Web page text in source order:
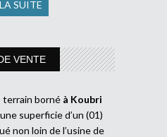
SUITE
VENTE
terrain borné à Koubri
superficie d’un (01)
non loin de l’usine de